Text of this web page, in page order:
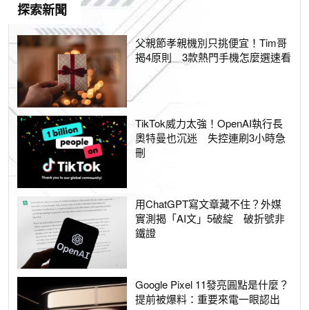
探索新聞
父親節孝親機別只挑便宜！Tim哥
揭4原則 3款熱門手機怎麼選速看
TikTok威力太強！OpenAI執行長
奧特曼也沉迷 失控連刷3小時急
刪
用ChatGPT寫文章藏不住？外媒
實測揭「AI文」5破綻 破折號非
鐵證
Google Pixel 11發亮圓點是什麼？
提前被爆料：重要來電一眼認出